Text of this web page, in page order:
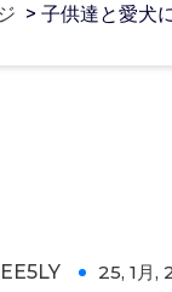
> 子供達と愛犬
25, 1月,